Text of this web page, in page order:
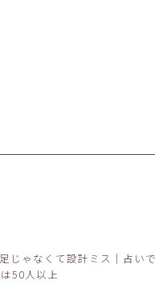
じゃなくて設計ミス｜占い
50人以上